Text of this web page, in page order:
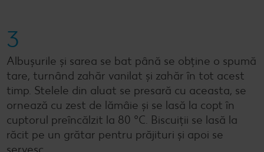
3
Albușurile și sarea se bat până se obține o spumă
tare, turnând zahăr vanilat și zahăr în tot acest
timp. Stelele din aluat se presară cu aceasta, se
ornează cu zest de lămâie și se lasă la copt în
cuptorul preîncălzit la 80 °C. Biscuiții se lasă la
răcit pe un grătar pentru prăjituri și apoi se
servesc.